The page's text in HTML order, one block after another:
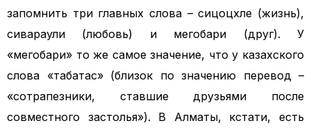
запомнить три главных слова – сицоцхле (жизнь),
сиқвараули (любовь) и мегобари (друг). У
«мегобари» то же самое значение, что у казахского
слова «табақтас» (близок по значению перевод –
«сотрапезники, ставшие друзьями после
совместного застолья»). В Алматы, кстати, есть